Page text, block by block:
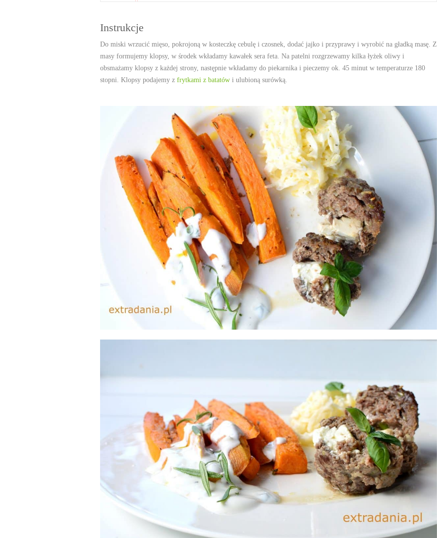
Instrukcje
Do miski wrzucić mięso, pokrojoną w kosteczkę cebulę i czosnek, dodać jajko i przyprawy i wyrobić na gładką masę. Z
masy formujemy klopsy, w środek wkładamy kawałek sera feta. Na patelni rozgrzewamy kilka łyżek oliwy i
obsmażamy klopsy z każdej strony, następnie wkładamy do piekarnika i pieczemy ok. 45 minut w temperaturze 180
stopni. Klopsy podajemy z frytkami z batatów i ulubioną surówką.